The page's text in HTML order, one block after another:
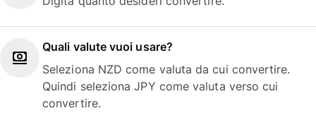
Quali valute vuoi usare?
Seleziona NZD come valuta da cui convertire.
Quindi seleziona JPY come valuta verso cui
convertire.